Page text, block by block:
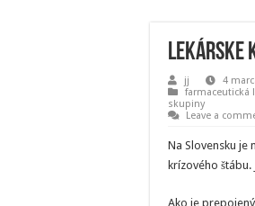
Lekárske
jj
4
farmaceutická
skupiny
Leave a
Na Slovensku je
krízového
Ako je